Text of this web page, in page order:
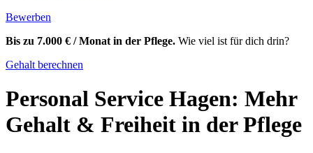
Bewerben
Bis zu 7.000 € / Monat in der Pflege. Wie viel ist für dich drin?
Gehalt berechnen
Personal Service Hagen: Mehr
Gehalt & Freiheit in der Pflege